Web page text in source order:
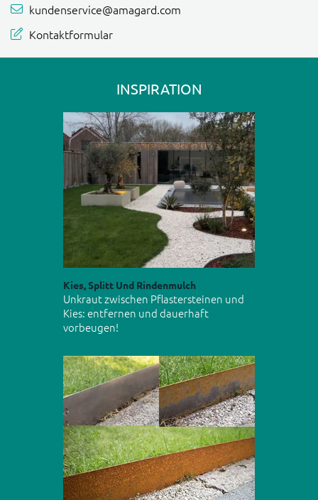
kundenservice@amagard.com
Kontaktformular
INSPIRATION
Kies, Splitt Und Rindenmulch
Unkraut zwischen Pflastersteinen und
Kies: entfernen und dauerhaft
vorbeugen!